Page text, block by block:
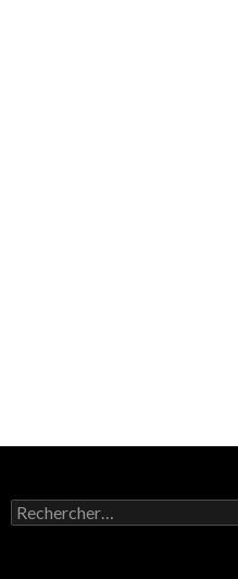
Rechercher :